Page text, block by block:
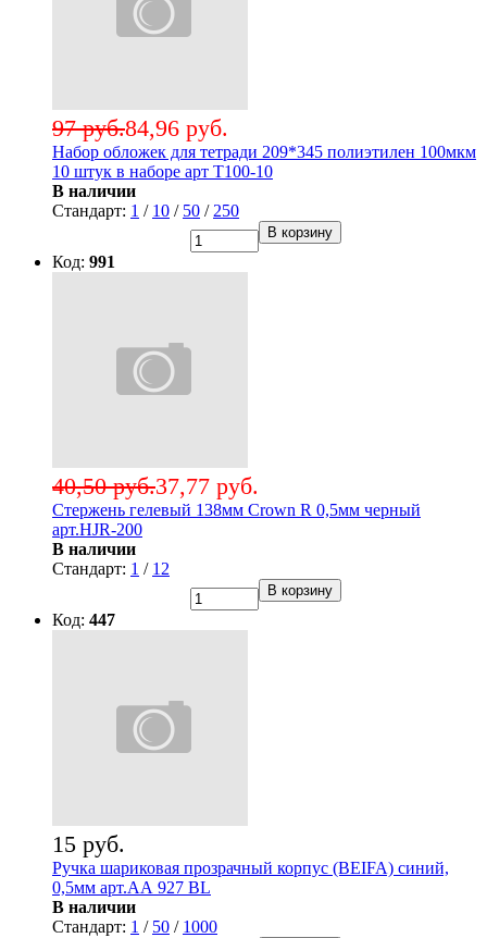
84,96 руб.
97 руб.
Набор обложек для тетради 209*345 полиэтилен 100мкм
10 штук в наборе арт Т100-10
В наличии
Стандарт: 1 / 10 / 50 / 250
В корзину
Код: 991
37,77 руб.
40,50 руб.
Стержень гелевый 138мм Crown R 0,5мм черный
арт.HJR-200
В наличии
Стандарт: 1 / 12
В корзину
Код: 447
15 руб.
Ручка шариковая прозрачный корпус (BEIFA) синий,
0,5мм арт.АА 927 BL
В наличии
Стандарт: 1 / 50 / 1000